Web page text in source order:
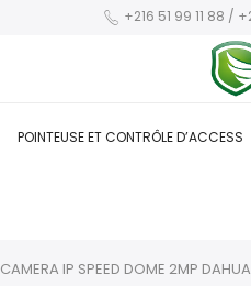
+216 51 99 11 88 /
POINTEUSE ET CONTRÔLE D’ACCESS
CAMERA IP SPEED DOME 2MP